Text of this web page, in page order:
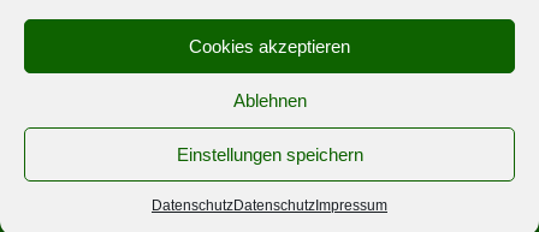
Cookies akzeptieren
Ablehnen
Einstellungen speichern
DatenschutzDatenschutz Impressum
Newsletter
© 2025 ERNÄHRUNGSRAT GÖTTINGEN